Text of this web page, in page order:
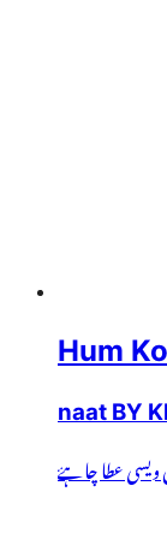
Hum
naat BY
عطا چاہۓ